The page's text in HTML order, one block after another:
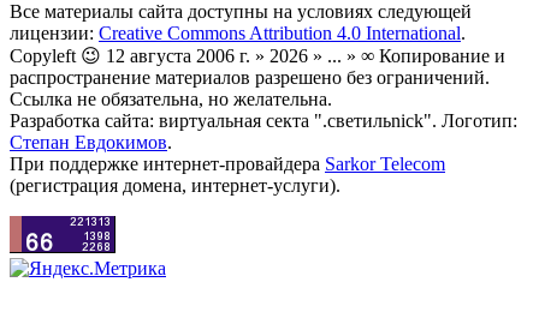
Все материалы сайта доступны на условиях следующей
лицензии: Creative Commons Attribution 4.0 International.
Copyleft 😉 12 августа 2006 г. » 2026 » ... » ∞ Копирование и
распространение материалов разрешено без ограничений.
Ссылка не обязательна, но желательна.
Разработка сайта: виртуальная секта ".светильnick". Логотип:
Степан Евдокимов.
При поддержке интернет-провайдера Sarkor Telecom
(регистрация домена, интернет-услуги).